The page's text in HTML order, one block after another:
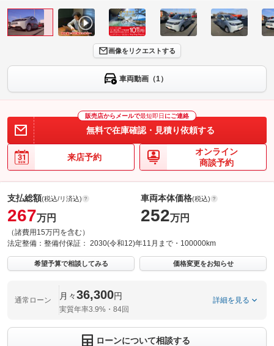
画像をリクエストする
車両動画（1）
販売店からメールで最短即日 にご連絡
無料で在庫確認・見積り依頼する
来店予約
オンライン
商談予約
支払総額(税込/リ済込)
267万円
（諸費用15万円を含む）
車両本体価格(税込)
252万円
法定整備： 整備付保証： 2030(令和12)年11月まで・100000km
希望予算で相談してみる 価格変更をお知らせ
通常ローン 月々36,300円
実質年率3.9%・84回
詳細を見る
ローンについて相談する